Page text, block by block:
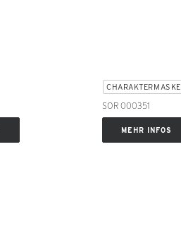
CHARAKTERMASKE
SOR 000351
MEHR INFOS